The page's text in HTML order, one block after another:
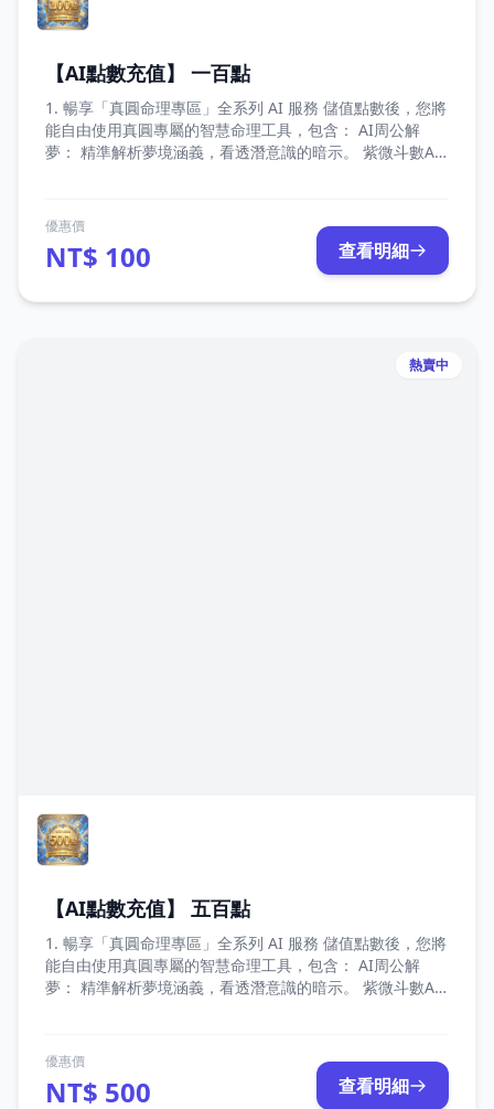
【AI點數充值】 一百點
1. 暢享「真圓命理專區」全系列 AI 服務 儲值點數後，您將
能自由使用真圓專屬的智慧命理工具，包含： AI周公解
夢： 精準解析夢境涵義，看透潛意識的暗示。 紫微斗數AI
指引。 未來擴充特權： 點數支援未來所有即將上線的「真
圓 AI 專案」，一次儲值，持續享受最新服務。 2. 點數價值
1 : 1 等同新台幣，消費最透明 點數與新台幣（NTD）的兌
直觀、最安心的方式體驗我們的命理服務。
優惠價
NT$ 100 查看明細
熱賣中
【AI點數充值】 五百點
1. 暢享「真圓命理專區」全系列 AI 服務 儲值點數後，您將
能自由使用真圓專屬的智慧命理工具，包含： AI周公解
夢： 精準解析夢境涵義，看透潛意識的暗示。 紫微斗數AI
指引。 未來擴充特權： 點數支援未來所有即將上線的「真
圓 AI 專案」，一次儲值，持續享受最新服務。 2. 點數價值
1 : 1 等同新台幣，消費最透明 點數與新台幣（NTD）的兌
優惠價
NT$ 500 查看明細